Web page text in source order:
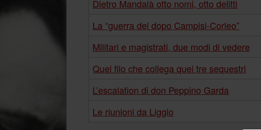
Dietro Mandalà otto nomi, otto delitti
La “guerra del dopo Campisi-Corleo”
Militari e magistrati, due modi di vedere
Quel filo che collega quei tre sequestri
L’escalation di don Peppino Garda
Le riunioni da Liggio